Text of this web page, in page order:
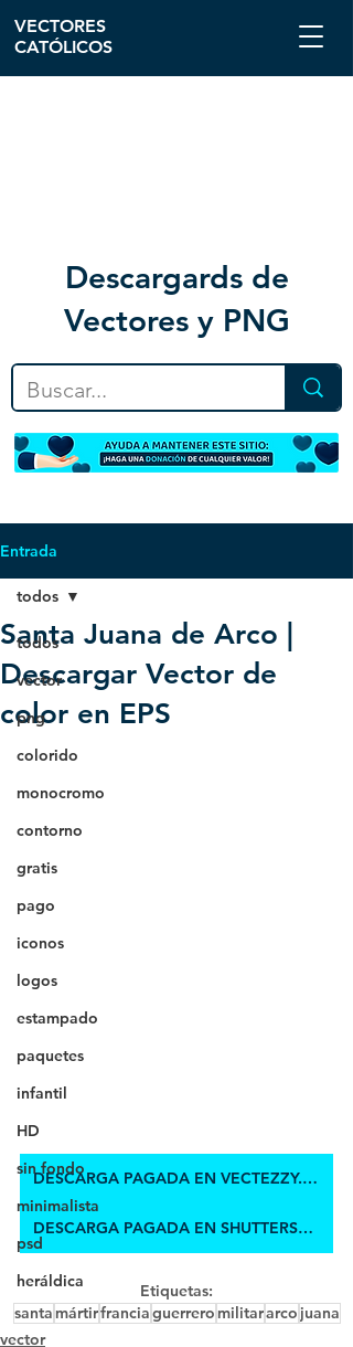
Descargards de
Vectores y PNG
VECTORES
CATÓLICOS
Entrada
todos
vector
png
colorido
monocromo
contorno
gratis
pago
iconos
logos
estampado
paquetes
infantil
HD
sin fondo
minimalista
psd
heráldica
todos
Santa Juana de Arco |
Descargar Vector de
color en EPS
DESCARGA PAGADA EN VECTEZZY.COM
DESCARGA PAGADA EN SHUTTERSTOCK
Etiquetas:
santa mártirfranciaguerrero militararco juana
vector